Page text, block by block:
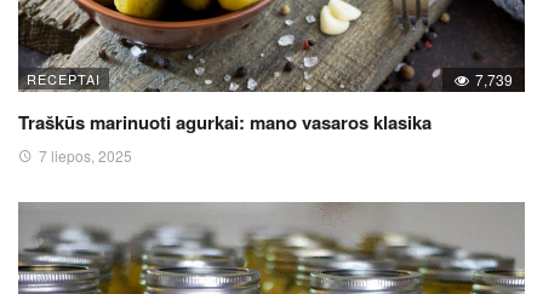
RECEPTAI 7,739
Traškūs marinuoti agurkai: mano vasaros klasika
7 liepos, 2025